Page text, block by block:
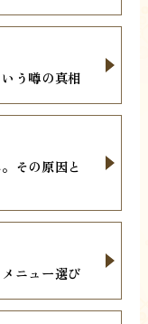
う噂の真相
その原因と
ニュー選び